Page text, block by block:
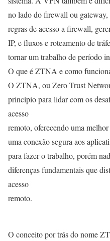
no lado do firewall ou gateway,
regras de acesso a firewall,
IP, e fluxos e roteamento de
tornar um trabalho de período
O que é ZTNA e como
O ZTNA, ou Zero Trust
princípio para lidar com os
acesso
remoto, oferecendo uma
uma conexão segura aos
para fazer o trabalho, porém
diferenças fundamentais que
acesso
remoto.
O conceito por trás do nome